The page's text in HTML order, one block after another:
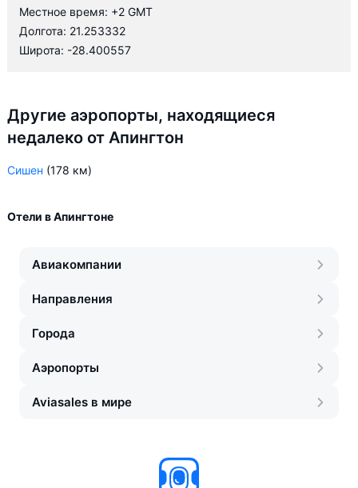
Местное время: +2 GMT
Долгота: 21.253332
Широта: -28.400557
Другие аэропорты, находящиеся
недалеко от Апингтон
Сишен (178 км)
Отели в Апингтоне
Авиакомпании
Направления
Города
Аэропорты
Aviasales в мире